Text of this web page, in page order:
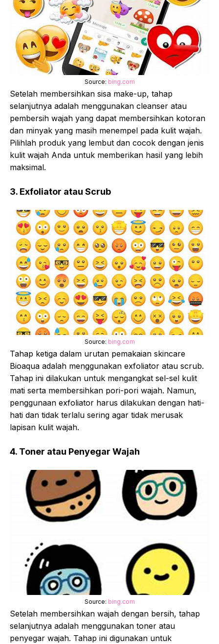
Source: bing.com
Setelah membersihkan sisa make-up, tahap
selanjutnya adalah menggunakan cleanser atau
pembersih wajah yang dapat membersihkan kotoran
dan minyak yang masih menempel pada kulit wajah.
Pilihlah produk yang lembut dan cocok dengan jenis
kulit wajah Anda untuk memberikan hasil yang lebih
maksimal.
3. Exfoliator atau Scrub
Source: bing.com
Tahap ketiga dalam urutan pemakaian skincare
Bioaqua adalah menggunakan exfoliator atau scrub.
Tahap ini dilakukan untuk mengangkat sel-sel kulit
mati serta membersihkan pori-pori wajah. Namun,
penggunaan exfoliator harus dilakukan dengan hati-
hati dan tidak terlalu sering agar tidak merusak
lapisan kulit wajah.
4. Toner atau Penyegar Wajah
Source: bing.com
Setelah membersihkan wajah dengan bersih, tahap
selanjutnya adalah menggunakan toner atau
penyegar wajah. Tahap ini digunakan untuk